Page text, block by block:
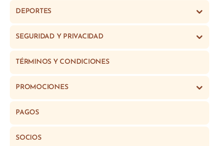
DEPORTES
SEGURIDAD Y PRIVACIDAD
TÉRMINOS Y CONDICIONES
PROMOCIONES
PAGOS
SOCIOS